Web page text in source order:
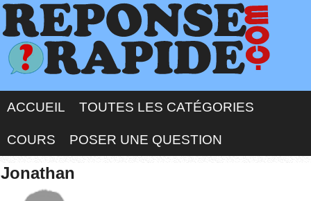
ACCUEIL TOUTES LES CATÉGORIES
COURS POSER UNE QUESTION
Jonathan